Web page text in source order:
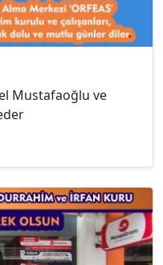
Mustafaoğlu ve